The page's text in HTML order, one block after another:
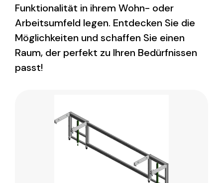
Funktionalität in ihrem Wohn- oder
Arbeitsumfeld legen. Entdecken Sie die
Möglichkeiten und schaffen Sie einen
Raum, der perfekt zu Ihren Bedürfnissen
passt!